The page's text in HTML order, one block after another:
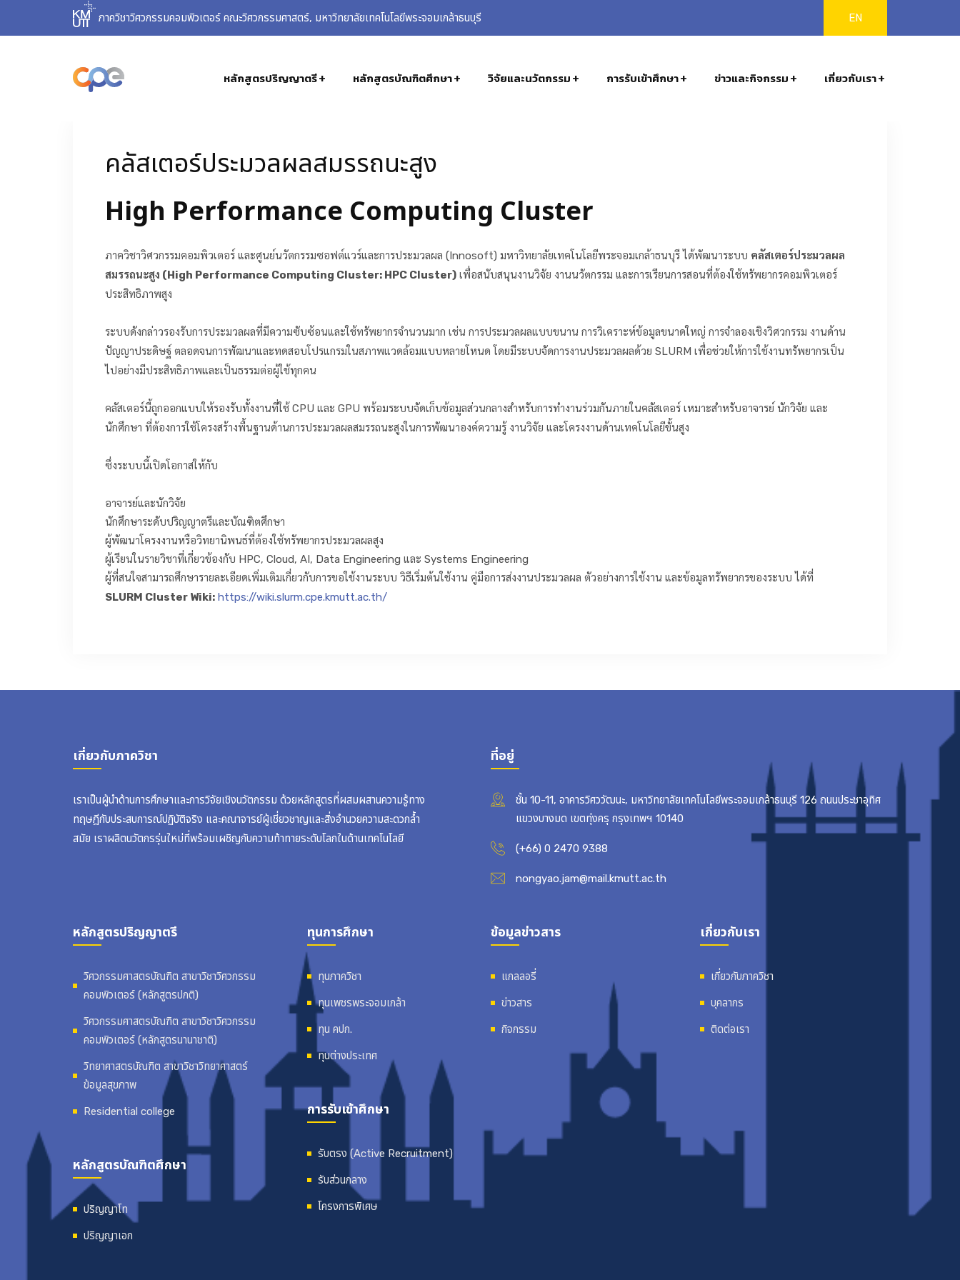
ภาควิชาวิศวกรรมคอมพิวเตอร์ คณะวิศวกรรมศาสตร์, มหาวิทยาลัยเทคโนโลยีพระจอมเกล้าธนบุรี EN
หลักสูตรปริญญาตรี หลักสูตรบัณฑิตศึกษา วิจัยและนวัตกรรม การรับเข้าศึกษา ข่าวและกิจกรรม เกี่ยวกับเรา
คลัสเตอร์ประมวลผลสมรรถนะสูง
High Performance Computing Cluster
ภาควิชาวิศวกรรมคอมพิวเตอร์ และศูนย์นวัตกรรมซอฟต์แวร์และการประมวลผล (Innosoft) มหาวิทยาลัยเทคโนโลยีพระจอมเกล้าธนบุรี ได้พัฒนาระบบ คลัสเตอร์ประมวลผล
สมรรถนะสูง (High Performance Computing Cluster: HPC Cluster) เพื่อสนับสนุนงานวิจัย งานนวัตกรรม และการเรียนการสอนที่ต้องใช้ทรัพยากรคอมพิวเตอร์
ประสิทธิภาพสูง
ระบบดังกล่าวรองรับการประมวลผลที่มีความซับซ้อนและใช้ทรัพยากรจำนวนมาก เช่น การประมวลผลแบบขนาน การวิเคราะห์ข้อมูลขนาดใหญ่ การจำลองเชิงวิศวกรรม งานด้าน
ปัญญาประดิษฐ์ ตลอดจนการพัฒนาและทดสอบโปรแกรมในสภาพแวดล้อมแบบหลายโหนด โดยมีระบบจัดการงานประมวลผลด้วย SLURM เพื่อช่วยให้การใช้งานทรัพยากรเป็น
ไปอย่างมีประสิทธิภาพและเป็นธรรมต่อผู้ใช้ทุกคน
คลัสเตอร์นี้ถูกออกแบบให้รองรับทั้งงานที่ใช้ CPU และ GPU พร้อมระบบจัดเก็บข้อมูลส่วนกลางสำหรับการทำงานร่วมกันภายในคลัสเตอร์ เหมาะสำหรับอาจารย์ นักวิจัย และ
นักศึกษา ที่ต้องการใช้โครงสร้างพื้นฐานด้านการประมวลผลสมรรถนะสูงในการพัฒนาองค์ความรู้ งานวิจัย และโครงงานด้านเทคโนโลยีขั้นสูง
ซึ่งระบบนี้เปิดโอกาสให้กับ
อาจารย์และนักวิจัย
นักศึกษาระดับปริญญาตรีและบัณฑิตศึกษา
ผู้พัฒนาโครงงานหรือวิทยานิพนธ์ที่ต้องใช้ทรัพยากรประมวลผลสูง
ผู้เรียนในรายวิชาที่เกี่ยวข้องกับ HPC, Cloud, AI, Data Engineering และ Systems Engineering
ผู้ที่สนใจสามารถศึกษารายละเอียดเพิ่มเติมเกี่ยวกับการขอใช้งานระบบ วิธีเริ่มต้นใช้งาน คู่มือการส่งงานประมวลผล ตัวอย่างการใช้งาน และข้อมูลทรัพยากรของระบบ ได้ที่
SLURM Cluster Wiki: https://wiki.slurm.cpe.kmutt.ac.th/
เกี่ยวกับภาควิชา
เราเป็นผู้นำด้านการศึกษาและการวิจัยเชิงนวัตกรรม ด้วยหลักสูตรที่ผสมผสานความรู้ทาง
ทฤษฎีกับประสบการณ์ปฏิบัติจริง และคณาจารย์ผู้เชี่ยวชาญและสิ่งอำนวยความสะดวกล้ำ
สมัย เราผลิตนวัตกรรุ่นใหม่ที่พร้อมเผชิญกับความท้าทายระดับโลกในด้านเทคโนโลยี
ที่อยู่
ชั้น 10-11, อาคารวิศววัฒนะ, มหาวิทยาลัยเทคโนโลยีพระจอมเกล้าธนบุรี 126 ถนนประชาอุทิศ
แขวงบางมด เขตทุ่งครุ กรุงเทพฯ 10140
(+66) 0 2470 9388
nongyao.jam@mail.kmutt.ac.th
หลักสูตรปริญญาตรี
วิศวกรรมศาสตรบัณฑิต สาขาวิชาวิศวกรรม
คอมพิวเตอร์ (หลักสูตรปกติ)
วิศวกรรมศาสตรบัณฑิต สาขาวิชาวิศวกรรม
คอมพิวเตอร์ (หลักสูตรนานาชาติ)
วิทยาศาสตรบัณฑิต สาขาวิชาวิทยาศาสตร์
ข้อมูลสุขภาพ
Residential college
หลักสูตรบัณฑิตศึกษา
ปริญญาโท
ปริญญาเอก
ทุนการศึกษา
ทุนภาควิชา
ทุนเพชรพระจอมเกล้า
ทุน คปก.
ทุนต่างประเทศ
การรับเข้าศึกษา
รับตรง (Active Recruitment)
รับส่วนกลาง
โครงการพิเศษ
ข้อมูลข่าวสาร
แกลลอรี่
ข่าวสาร
กิจกรรม
เกี่ยวกับเรา
เกี่ยวกับภาควิชา
บุคลากร
ติดต่อเรา